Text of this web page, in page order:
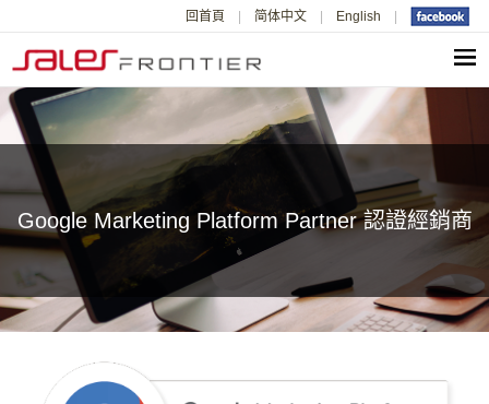
回首頁 简体中文 English
Google Marketing Platform Partner 認證經銷商